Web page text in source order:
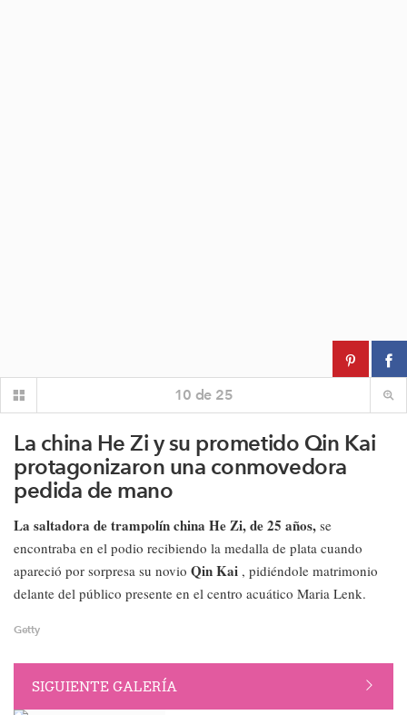
10 de 25
La china He Zi y su prometido Qin Kai
protagonizaron una conmovedora
pedida de mano
La saltadora de trampolín china He Zi, de 25 años, se
encontraba en el podio recibiendo la medalla de plata cuando
apareció por sorpresa su novio Qin Kai , pidiéndole matrimonio
delante del público presente en el centro acuático Maria Lenk.
Getty
SIGUIENTE GALERÍA